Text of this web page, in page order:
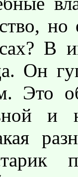
но
В
Он
Это
и